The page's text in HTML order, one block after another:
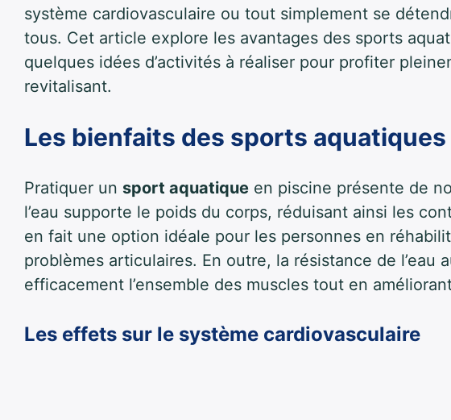
système cardiovasculaire ou tout simplement se
tous. Cet article explore les avantages des sports
quelques idées d’activités à réaliser pour profiter
revitalisant.
Les bienfaits des sports aquatiques
Pratiquer un sport aquatique en piscine présente de
l’eau supporte le poids du corps, réduisant ainsi les
en fait une option idéale pour les personnes en
problèmes articulaires. En outre, la résistance de l’eau
efficacement l’ensemble des muscles tout en
Les effets sur le système cardiovasculaire